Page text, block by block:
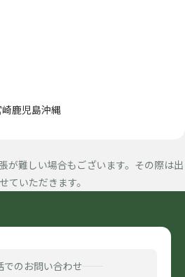
鹿児島沖縄
が難しい場合もございます。その際は出
ていただきます。
でのお問い合わせ